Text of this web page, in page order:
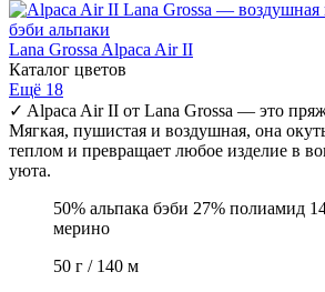
Lana Grossa Alpaca Air II
Каталог цветов
Ещё 18
✓ Alpaca Air II от Lana Grossa — это
Мягкая, пушистая и воздушная, она
теплом и превращает любое изделие в
уюта.
50% альпака бэби 27% полиамид
мерино
50 г / 140 м